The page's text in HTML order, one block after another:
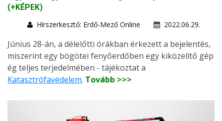
(+KÉPEK)
Hírszerkesztő: Erdő-Mező Online
2022.06.29.
Június 28-án, a délelőtti órákban érkezett a bejelentés,
miszerint egy bögötei fenyőerdőben egy kiközelítő gép
ég teljes terjedelmében - tájékoztat a
Katasztrófavédelem. Tovább >>>